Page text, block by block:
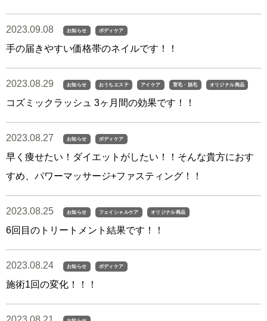
2023.09.08 お知らせ ボディケア
手の届きやすい価格帯のネイルです！！
2023.08.29 お知らせ おうちエステ アイケア 育毛・脱毛 オリジナル商品
コズミックラッシュ 3ヶ月間の効果です！！
2023.08.27 お知らせ ボディケア
早く痩せたい！ダイエットがしたい！！そんな貴方におす
すめ、パワーマッサージ+ファスティング！！
2023.08.25 お知らせ フェイシャルケア オリジナル商品
6回目のトリートメント結果です！！
2023.08.24 お知らせ ボディケア
施術1回の変化！！！